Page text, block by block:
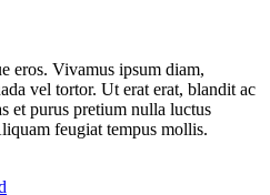
eros. Vivamus ipsum diam,
vel tortor. Ut erat erat, blandit ac
et purus pretium nulla luctus
feugiat tempus mollis.